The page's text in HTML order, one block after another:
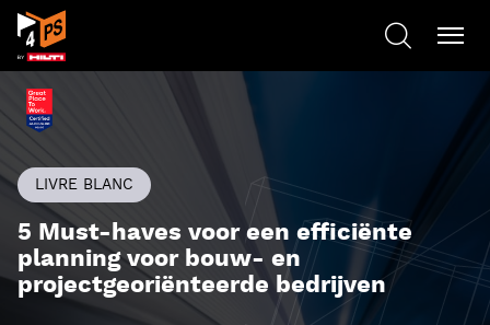
LIVRE BLANC
5 Must-haves voor een efficiënte
planning voor bouw- en
projectgeoriënteerde bedrijven